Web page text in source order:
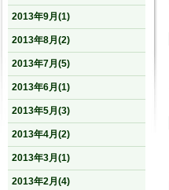
2013年9月(1)
2013年8月(2)
2013年7月(5)
2013年6月(1)
2013年5月(3)
2013年4月(2)
2013年3月(1)
2013年2月(4)